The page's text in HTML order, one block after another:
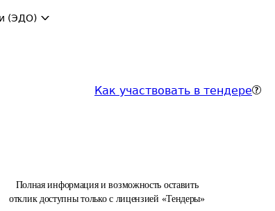
(ЭДО)
Как участвовать в тендере
Полная информация и возможность оставить
отклик доступны только с лицензией «Тендеры»